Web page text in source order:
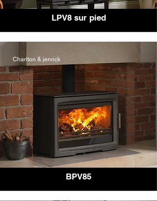
LPV8 sur pied
Charlton & jenrick
BPV85